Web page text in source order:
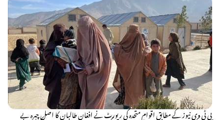
پی ٹی وی نیوز کے مطابق اقوامِ متحدہ کی رپورٹ نے افغان طالبان کا اصل چہرہ بے